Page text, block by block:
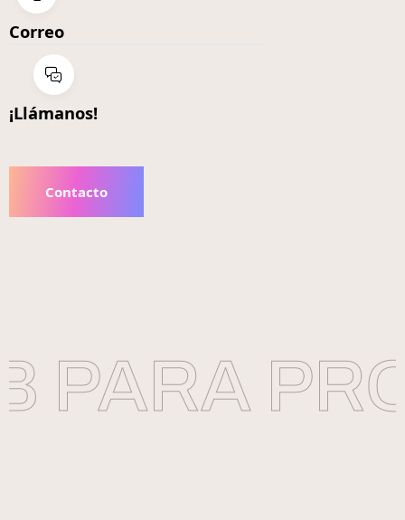
Correo
¡Llámanos!
Contacto